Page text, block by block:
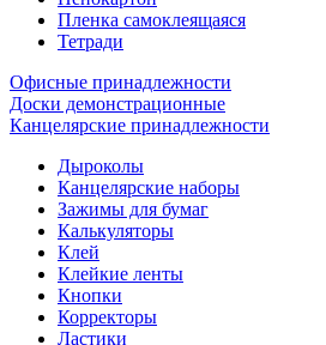
Пленка самоклеящаяся
Тетради
Офисные принадлежности
Доски демонстрационные
Канцелярские принадлежности
Дыроколы
Канцелярские наборы
Зажимы для бумаг
Калькуляторы
Клей
Клейкие ленты
Кнопки
Корректоры
Ластики